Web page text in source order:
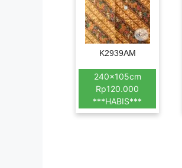
K2939AM
240x105cm
Rp120.000
***HABIS***